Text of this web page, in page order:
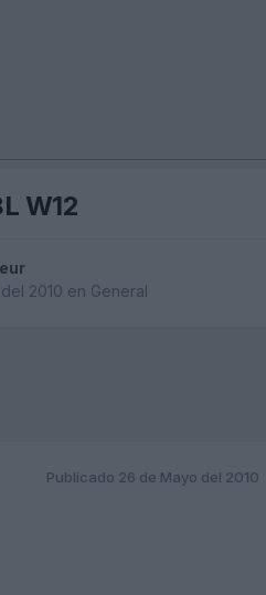
W12
2010 en General
Publicado 26 de Mayo del 2010